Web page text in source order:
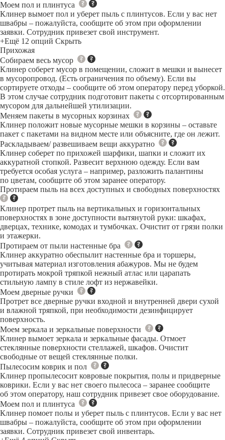
Моем пол и плинтуса
Клинер вымоет пол и уберет пыль с плинтусов. Если у вас нет
швабры – пожалуйста, сообщите об этом при оформлении
заявки. Сотрудник привезет свой инструмент.
+Ещё 12 опций Скрыть
Прихожая
Собираем весь мусор
Клинер соберет мусор в помещении, сложит в мешки и вынесет
в мусоропровод. (Есть ограничения по объему). Если вы
сортируете отходы – сообщите об этом оператору перед уборкой.
В этом случае сотрудник подготовит пакеты с отсортированным
мусором для дальнейшей утилизации.
Меняем пакеты в мусорных корзинах
Клинер положит новые мусорные мешки в корзины – оставьте
пакет с пакетами на видном месте или объясните, где он лежит.
Раскладываем/ развешиваем вещи аккуратно
Клинер соберет по прихожей шарфики, шапки и сложит их
аккуратной стопкой. Развесит верхнюю одежду. Если вам
требуется особая услуга – например, разложить палантины
по цветам, сообщите об этом заранее оператору.
Протираем пыль на всех доступных и свободных поверхностях
Клинер протрет пыль на вертикальных и горизонтальных
поверхностях в зоне доступности вытянутой руки: шкафах,
дверцах, технике, комодах и тумбочках. Очистит от грязи полки
и этажерки.
Протираем от пыли настенные бра
Клинер аккуратно обеспылит настенные бра и торшеры,
учитывая материал изготовления абажуров. Мы не будем
протирать мокрой тряпкой нежный атлас или царапать
стильную лампу в стиле лофт из нержавейки.
Моем дверные ручки
Протрет все дверные ручки входной и внутренней двери сухой
и влажной тряпкой, при необходимости дезинфицирует
поверхность.
Моем зеркала и зеркальные поверхности
Клинер вымоет зеркала и зеркальные фасады. Отмоет
стеклянные поверхности стеллажей, шкафов. Очистит
свободные от вещей стеклянные полки.
Пылесосим коврик и пол
Клинер пропылесосит ковровые покрытия, полы и придверные
коврики. Если у вас нет своего пылесоса – заранее сообщите
об этом оператору, наш сотрудник привезет свое оборудование.
Моем пол и плинтуса
Клинер помоет полы и уберет пыль с плинтусов. Если у вас нет
швабры – пожалуйста, сообщите об этом при оформлении
заявки. Сотрудник привезет свой инвентарь.